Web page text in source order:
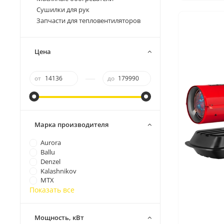
Сушилки для рук
Запчасти для тепловентиляторов
Цена
от до
Марка производителя
Aurora
Ballu
Denzel
Kalashnikov
MTX
Показать все
Мощность, кВт